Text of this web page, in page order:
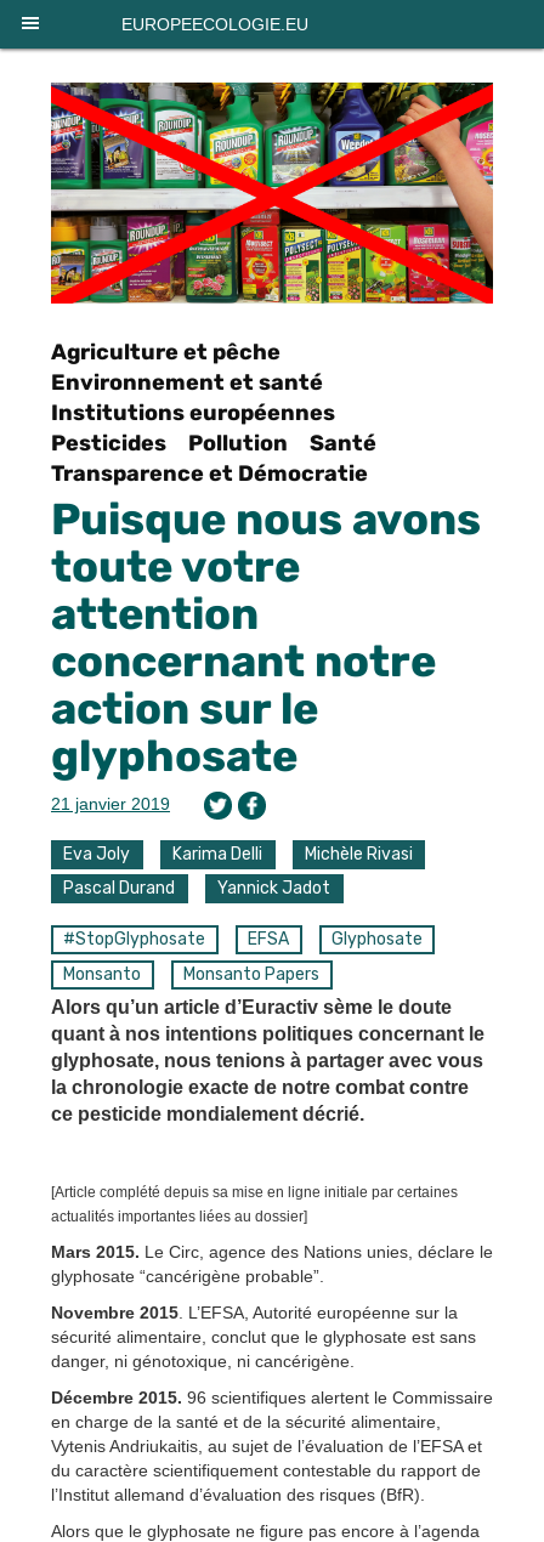
EUROPEECOLOGIE.EU
Agriculture et pêche
Environnement et santé
Institutions européennes
Pesticides
Pollution
Santé
Transparence et Démocratie
Puisque nous avons
toute votre
attention
concernant notre
action sur le
glyphosate
21 janvier 2019
Eva Joly Karima Delli
Michèle Rivasi
Pascal Durand
Yannick Jadot
#StopGlyphosate EFSA
Glyphosate
Monsanto
Monsanto Papers
Alors qu’un article d’Euractiv sème le doute
quant à nos intentions politiques concernant le
glyphosate, nous tenions à partager avec vous
la chronologie exacte de notre combat contre
ce pesticide mondialement décrié.
[Article complété depuis sa mise en ligne initiale par certaines
actualités importantes liées au dossier]
Mars 2015. Le Circ, agence des Nations unies, déclare le
glyphosate “cancérigène probable”.
Novembre 2015 . L’EFSA, Autorité européenne sur la
sécurité alimentaire, conclut que le glyphosate est sans
danger, ni génotoxique, ni cancérigène.
Décembre 2015. 96 scientifiques alertent le Commissaire
en charge de la santé et de la sécurité alimentaire,
Vytenis Andriukaitis, au sujet de l’évaluation de l’EFSA et
du caractère scientifiquement contestable du rapport de
l’Institut allemand d’évaluation des risques (BfR).
Alors que le glyphosate ne figure pas encore à l’agenda